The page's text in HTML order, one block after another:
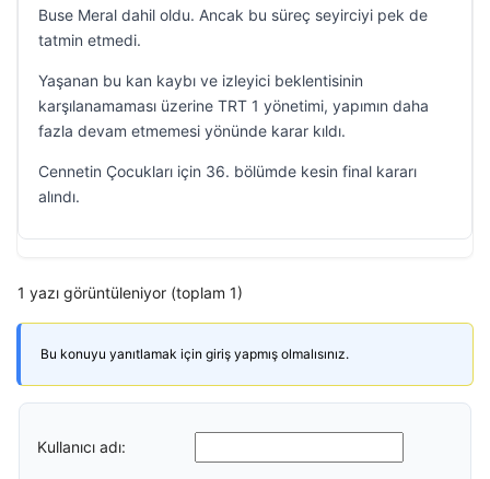
Buse Meral dahil oldu. Ancak bu süreç seyirciyi pek de
tatmin etmedi.
Yaşanan bu kan kaybı ve izleyici beklentisinin
karşılanamaması üzerine TRT 1 yönetimi, yapımın daha
fazla devam etmemesi yönünde karar kıldı.
Cennetin Çocukları için 36. bölümde kesin final kararı
alındı.
1 yazı görüntüleniyor (toplam 1)
Bu konuyu yanıtlamak için giriş yapmış olmalısınız.
Kullanıcı adı: